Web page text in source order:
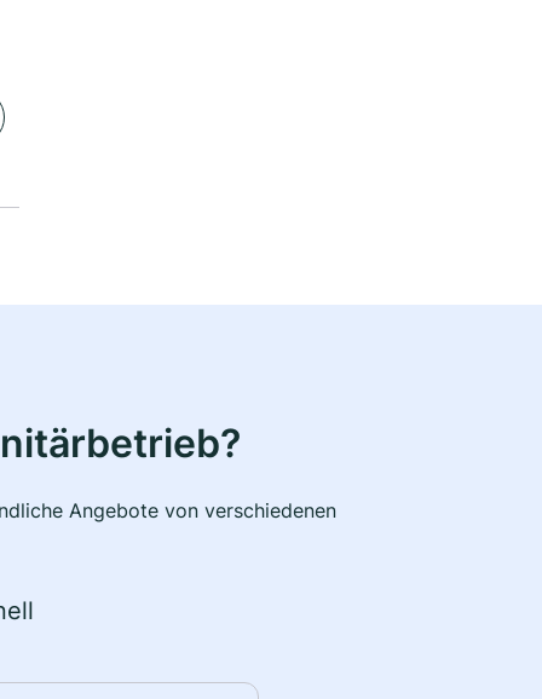
Angebote von verschiedenen